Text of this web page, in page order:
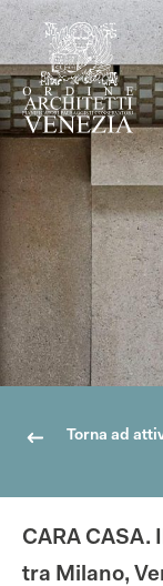
Torna ad
CARA CASA.
tra Milano,